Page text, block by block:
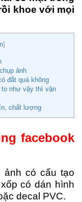
khoe với mọi
]
ảnh
đắt quá không
to như vậy thì vận
chất lượng
facebook
ảnh có cấu tạo
có dán hình
decal PVC.